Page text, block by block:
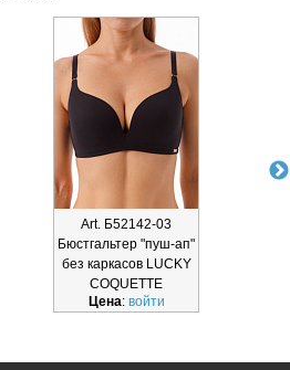
Art. Б52142-03
Бюстгальтер "пуш-ап"
без каркасов LUCKY
COQUETTE
Цена: войти